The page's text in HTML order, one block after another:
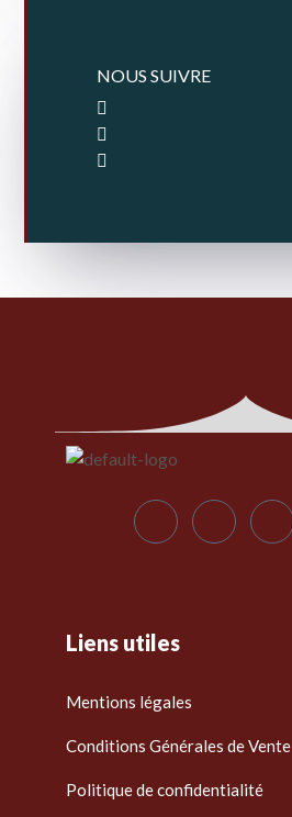
NOUS SUIVRE
Liens utiles
Mentions légales
Conditions Générales de Vente
Politique de confidentialité